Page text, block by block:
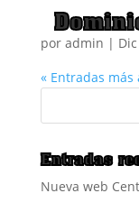
por admin |
« Entradas más
Entradas
Nueva web